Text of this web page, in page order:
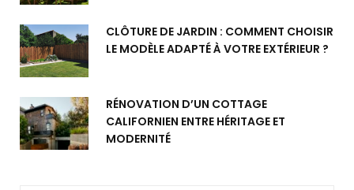
CLÔTURE DE JARDIN : COMMENT CHOISIR
LE MODÈLE ADAPTÉ À VOTRE EXTÉRIEUR ?
RÉNOVATION D’UN COTTAGE
CALIFORNIEN ENTRE HÉRITAGE ET
MODERNITÉ